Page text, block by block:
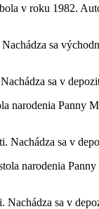
v roku 1982.
sa
sa v
narodenia Panny
Nachádza sa v
narodenia
sa v